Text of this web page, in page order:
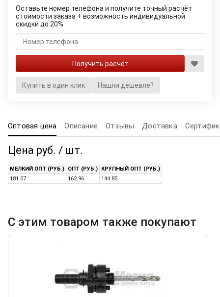
Оставьте номер телефона и получите точный расчёт
стоимости заказа + возможность индивидуальной
скидки до 20%
Купить в один клик Нашли дешевле?
Оптовая цена Описание Отзывы Доставка
Цена руб. / шт.
МЕЛКИЙ ОПТ (РУБ.) ОПТ (РУБ.)
КРУПНЫЙ ОПТ (РУБ.)
181.07
162.96 144.85
С этим товаром также покупают